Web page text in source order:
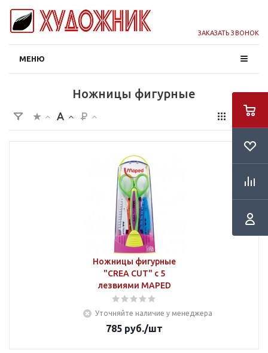
ЗАКАЗАТЬ ЗВОНОК
МЕНЮ
Ножницы фигурные
Ножницы фигурные
"CREA CUT" с 5
лезвиями MAPED
Уточняйте наличие у менеджера
785 руб./шт